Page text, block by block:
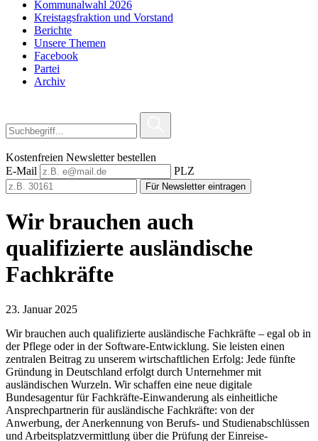
Kommunalwahl 2026
Kreistagsfraktion und Vorstand
Berichte
Unsere Themen
Facebook
Partei
Archiv
Kostenfreien Newsletter bestellen
E-Mail
PLZ
Für Newsletter eintragen
Wir brauchen auch
qualifizierte ausländische
Fachkräfte
23. Januar 2025
Wir brauchen auch qualifizierte ausländische Fachkräfte – egal ob in
der Pflege oder in der Software-Entwicklung. Sie leisten einen
zentralen Beitrag zu unserem wirtschaftlichen Erfolg: Jede fünfte
Gründung in Deutschland erfolgt durch Unternehmer mit
ausländischen Wurzeln. Wir schaffen eine neue digitale
Bundesagentur für Fachkräfte-Einwanderung als einheitliche
Ansprechpartnerin für ausländische Fachkräfte: von der
Anwerbung, der Anerkennung von Berufs- und Studienabschlüssen
und Arbeitsplatzvermittlung über die Prüfung der Einreise-